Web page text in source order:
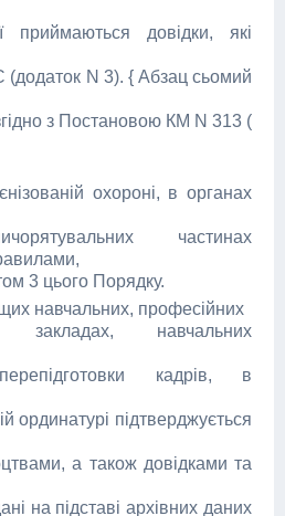
приймаються довідки, які
N 3). { Абзац сьомий
з Постановою КМ N 313 (
охороні, в органах
частинах
3 цього Порядку.
навчальних, професійних
закладах, навчальних
кадрів, в
ординатурі підтверджується
а також довідками та
на підставі архівних даних